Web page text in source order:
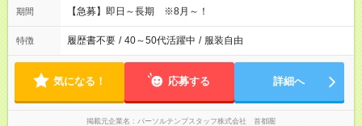
期間 【急募】即日～長期 ※8月～！
特徴 履歴書不要 / 40～50代活躍中 / 服装自由
気になる！ 応募する 詳細へ
掲載元企業名 パーソルテンプスタッフ株式会社 首都圏